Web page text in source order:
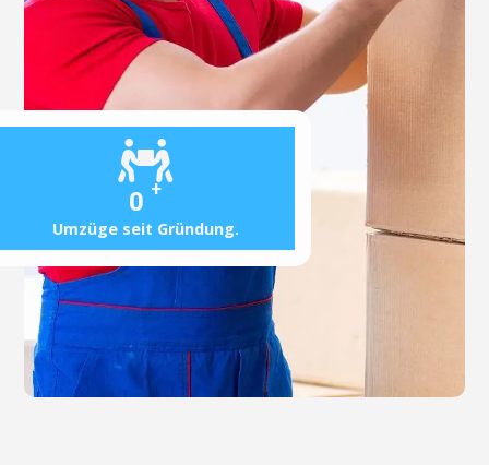
0 +
Umzüge seit Gründung.